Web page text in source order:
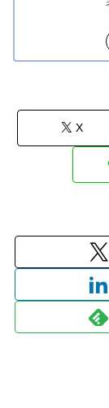
X